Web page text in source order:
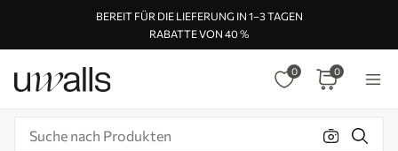
BEREIT FÜR DIE LIEFERUNG IN 1–3 TAGEN
RABATTE VON 40 %
0 0